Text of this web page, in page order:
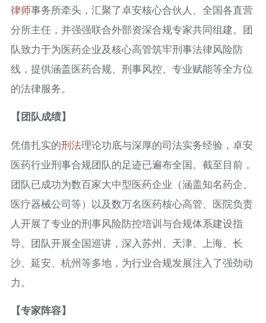
律师事务所牵头，汇聚了卓安核心合伙人、全国各直营
分所主任，并强强联合外部资深合规专家共同组建。团
队致力于为医药企业及核心高管筑牢刑事法律风险防
线，提供涵盖医药合规、刑事风控、专业赋能等全方位
的法律服务。
【团队成绩】
凭借扎实的刑法理论功底与深厚的司法实务经验，卓安
医药行业刑事合规团队的足迹已遍布全国。截至目前，
团队已成功为数百家大中型医药企业（涵盖知名药企、
医疗器械公司等）以及数万名医药核心高管、医院负责
人开展了专业的刑事风险防控培训与合规体系建设指
导。团队开展全国巡讲，深入苏州、天津、上海、长
沙、延安、杭州等多地，为行业合规发展注入了强劲动
力。
【专家阵容】